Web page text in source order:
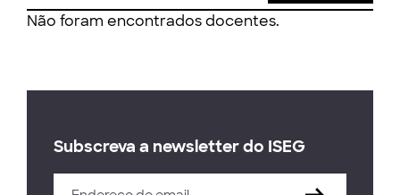
Não foram encontrados docentes.
Subscreva a newsletter do ISEG